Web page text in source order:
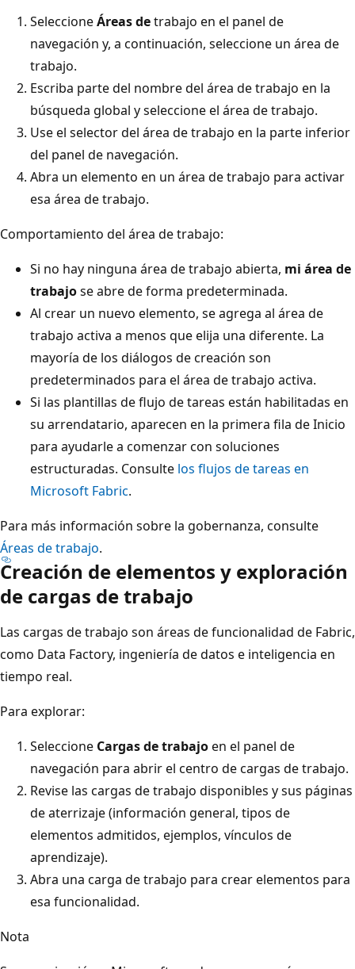
SeleccioneÁreas detrabajo en el panel de
navegación y, a continuación, seleccione un área de
trabajo.
Escriba parte del nombre del área de trabajo en la
búsqueda global y seleccione el área de trabajo.
Use el selector del área de trabajo en la parte inferior
del panel de navegación.
Abra un elemento en un área de trabajo para activar
esa área de trabajo.
Comportamiento del área de trabajo:
Si no hay ninguna área de trabajo abierta, mi área de
trabajose abre de forma predeterminada.
Al crear un nuevo elemento, se agrega al área de
trabajo activa a menos que elija una diferente. La
mayoría de los diálogos de creación son
predeterminados para el área de trabajo activa.
Si las plantillas de flujo de tareas están habilitadas en
su arrendatario, aparecen en la primera fila de Inicio
para ayudarle a comenzar con soluciones
estructuradas. Consulte los flujos de tareas en
Microsoft Fabric.
Para más información sobre la gobernanza, consulte
Áreas de trabajo.
Creación de elementos y exploración
de cargas de trabajo
Las cargas de trabajo son áreas de funcionalidad de Fabric,
como Data Factory, ingeniería de datos e inteligencia en
tiempo real.
Para explorar:
Seleccione Cargas de trabajoen el panel de
navegación para abrir el centro de cargas de trabajo.
Revise las cargas de trabajo disponibles y sus páginas
de aterrizaje (información general, tipos de
elementos admitidos, ejemplos, vínculos de
aprendizaje).
Abra una carga de trabajo para crear elementos para
esa funcionalidad.
Nota